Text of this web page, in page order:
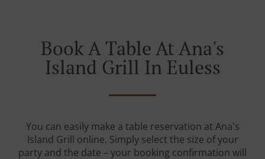
Book A Table At Ana's
Island Grill In Euless
You can easily make a table reservation at Ana's
Island Grill online. Simply select the size of your
party and the date – your booking confirmation will